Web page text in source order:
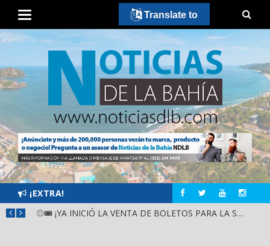
¡EXTRA!
⚾🎟️ ¡YA INICIÓ LA VENTA DE BOLETOS PARA LA SERIE DEL CARIBE KIDS NAYARIT 2026!
Translate to